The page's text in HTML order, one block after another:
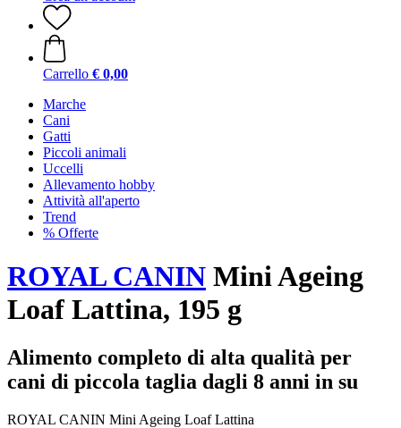
Carrello € 0,00
Marche
Cani
Gatti
Piccoli animali
Uccelli
Allevamento hobby
Attività all'aperto
Trend
% Offerte
ROYAL CANIN Mini Ageing
Loaf Lattina, 195 g
Alimento completo di alta qualità per
cani di piccola taglia dagli 8 anni in su
ROYAL CANIN Mini Ageing Loaf Lattina